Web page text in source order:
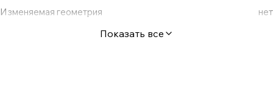
Изменяемая геометрия нет
Показать все